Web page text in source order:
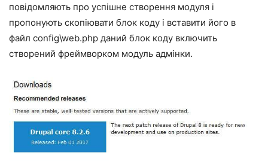
повідомляють про успішне створення модуля і
пропонують скопіювати блок коду і вставити його в
файл config\web.php даний блок коду включить
створений фреймворком модуль адмінки.